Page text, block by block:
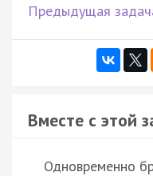
Предыдущая
Вместе с этой
Одновременно